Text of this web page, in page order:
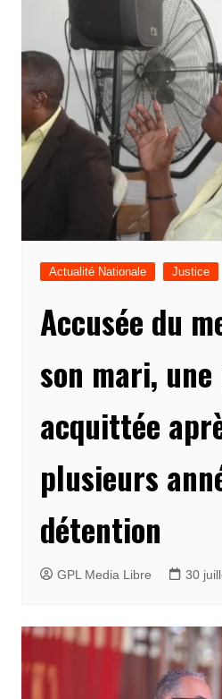
Actualité Nationale Justice
Accusée du
son mari,
acquittée
plusieurs
détention
GPL Media Libre 30